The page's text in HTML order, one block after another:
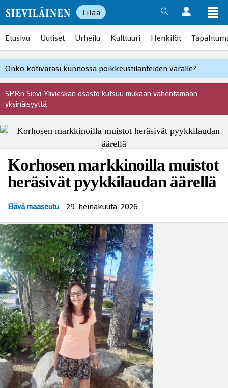
Tilaa
Etusivu Uutiset Urheilu Kulttuuri Henkilöt
Onko kotivarasi kunnossa poikkeustilanteiden varalle?
SPR:n Sievi-Ylivieskan osasto kutsuu mukaan vähentämään
yksinäisyyttä
Korhosen markkinoilla muistot
heräsivät pyykkilaudan äärellä
Elävä maaseutu 29. heinäkuuta, 2026